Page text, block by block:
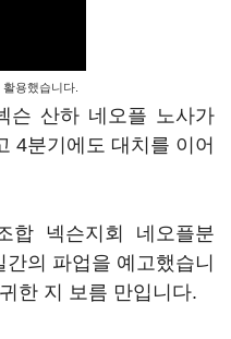
용했습니다.
슨 산하 네오플 노사가
4분기에도 대치를 이어
합 넥슨지회 네오플분
의 파업을 예고했습니
한 지 보름 만입니다.